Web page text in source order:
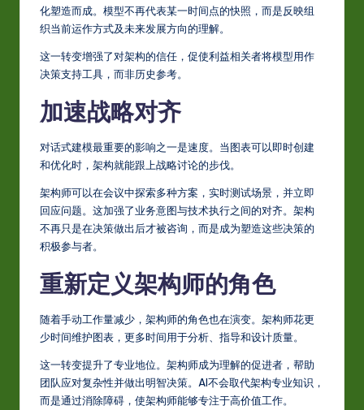
In
ti
o
化塑造而成。模型不再代表某一时间点的快照，而是反映组
织当前运作方式及未来发展方向的理解。
这一转变增强了对架构的信任，促使利益相关者将模型用作
决策支持工具，而非历史参考。
加速战略对齐
对话式建模最重要的影响之一是速度。当图表可以即时创建
和优化时，架构就能跟上战略讨论的步伐。
架构师可以在会议中探索多种方案，实时测试场景，并立即
回应问题。这加强了业务意图与技术执行之间的对齐。架构
不再只是在决策做出后才被咨询，而是成为塑造这些决策的
积极参与者。
重新定义架构师的角色
随着手动工作量减少，架构师的角色也在演变。架构师花更
少时间维护图表，更多时间用于分析、指导和设计质量。
这一转变提升了专业地位。架构师成为理解的促进者，帮助
团队应对复杂性并做出明智决策。AI不会取代架构专业知识，
而是通过消除障碍，使架构师能够专注于高价值工作。